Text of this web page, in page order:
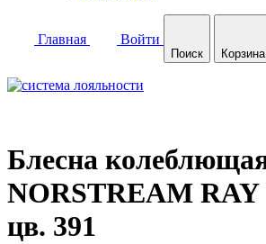
Главная Войти
Поиск Корзина
Блесна
NORSTREAM RAY
цв. 391